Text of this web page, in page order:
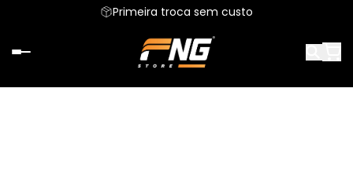
Parcele em até 6x sem juros
Primeira troca sem custo